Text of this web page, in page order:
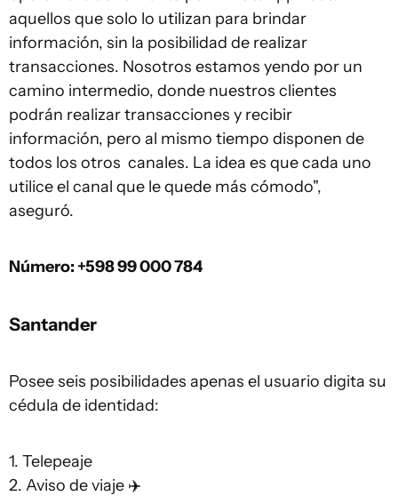
aquellos que solo lo utilizan para brindar
información, sin la posibilidad de realizar
transacciones. Nosotros estamos yendo por un
camino intermedio, donde nuestros clientes
podrán realizar transacciones y recibir
información, pero al mismo tiempo disponen de
todos los otros canales. La idea es que cada uno
utilice el canal que le quede más cómodo",
aseguró.
Número: +598 99 000 784
Santander
Posee seis posibilidades apenas el usuario digita su
cédula de identidad:
1. Telepeaje
2. Aviso de viaje ✈️